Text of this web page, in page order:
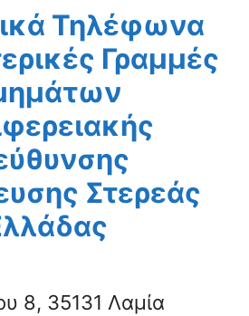
Τηλέφωνα
Γραμμές
Στερεάς
8, 35131 Λαμία